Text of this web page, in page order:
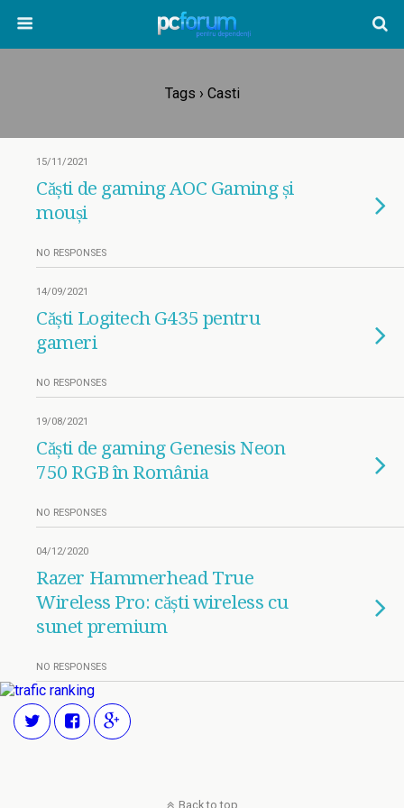
Tags › Casti
15/11/2021
Căști de gaming AOC Gaming și
mouși
NO RESPONSES
14/09/2021
Căști Logitech G435 pentru
gameri
NO RESPONSES
19/08/2021
Căști de gaming Genesis Neon
750 RGB în România
NO RESPONSES
04/12/2020
Razer Hammerhead True
Wireless Pro: căști wireless cu
sunet premium
NO RESPONSES
Back to top